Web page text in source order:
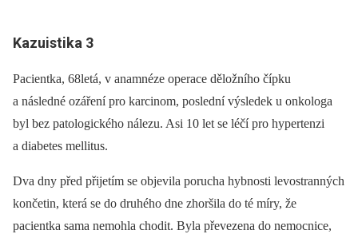
Kazuistika 3
Pacientka, 68letá, v anamnéze operace děložního čípku
a následné ozáření pro karcinom, poslední výsledek u onkologa
byl bez patologického nálezu. Asi 10 let se léčí pro hypertenzi
a diabetes mellitus.
Dva dny před přijetím se objevila porucha hybnosti levostranných
končetin, která se do druhého dne zhoršila do té míry, že
pacientka sama nemohla chodit. Byla převezena do nemocnice,